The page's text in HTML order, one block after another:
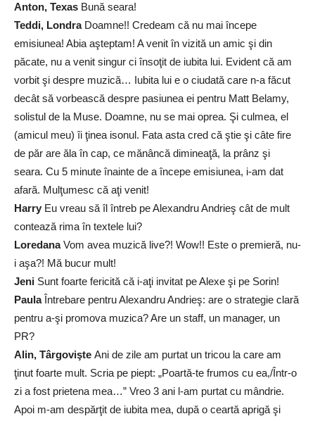
Anton, Texas Bună seara!
Teddi, Londra Doamne!! Credeam că nu mai începe
emisiunea! Abia aşteptam! A venit în vizită un amic şi din
păcate, nu a venit singur ci însoţit de iubita lui. Evident că am
vorbit şi despre muzică… Iubita lui e o ciudată care n-a făcut
decât să vorbească despre pasiunea ei pentru Matt Belamy,
solistul de la Muse. Doamne, nu se mai oprea. Şi culmea, el
(amicul meu) îi ţinea isonul. Fata asta cred că ştie şi câte fire
de păr are ăla în cap, ce mănâncă dimineaţă, la prânz şi
seara. Cu 5 minute înainte de a începe emisiunea, i-am dat
afară. Mulţumesc că aţi venit!
Harry Eu vreau să îl întreb pe Alexandru Andrieş cât de mult
contează rima în textele lui?
LoredanaVom avea muzică live?! Wow!! Este o premieră, nu-
i aşa?! Mă bucur mult!
Jeni Sunt foarte fericită că i-aţi invitat pe Alexe şi pe Sorin!
Paula Întrebare pentru Alexandru Andrieş: are o strategie clară
pentru a-şi promova muzica? Are un staff, un manager, un
PR?
Alin, Târgovişte Ani de zile am purtat un tricou la care am
ţinut foarte mult. Scria pe piept: „Poartă-te frumos cu ea,/Într-o
zi a fost prietena mea…” Vreo 3 ani l-am purtat cu mândrie.
Apoi m-am despărţit de iubita mea, după o ceartă aprigă şi